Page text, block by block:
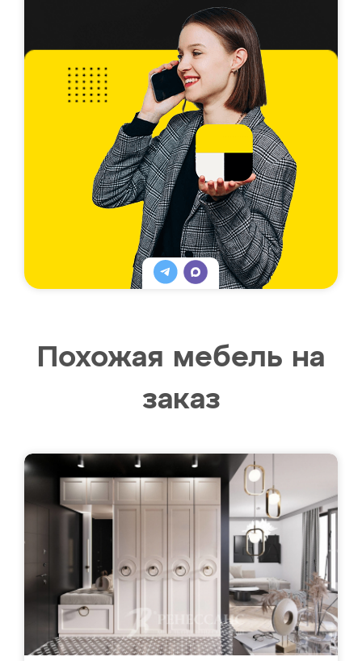
Похожая мебель на
заказ